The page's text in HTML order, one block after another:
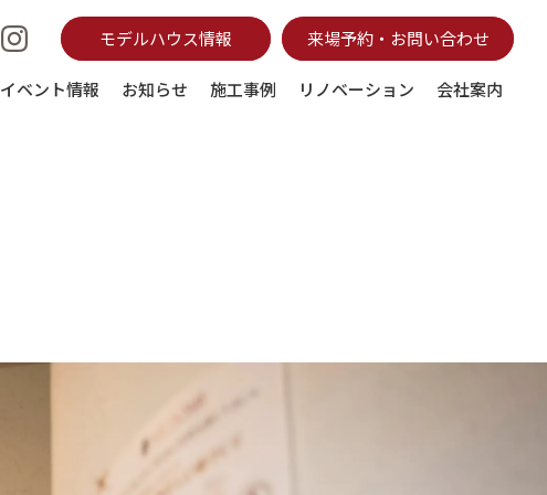
モデルハウス情報 来場予約・お問い合わせ
イベント情報 お知らせ 施工事例 リノベーション 会社案内